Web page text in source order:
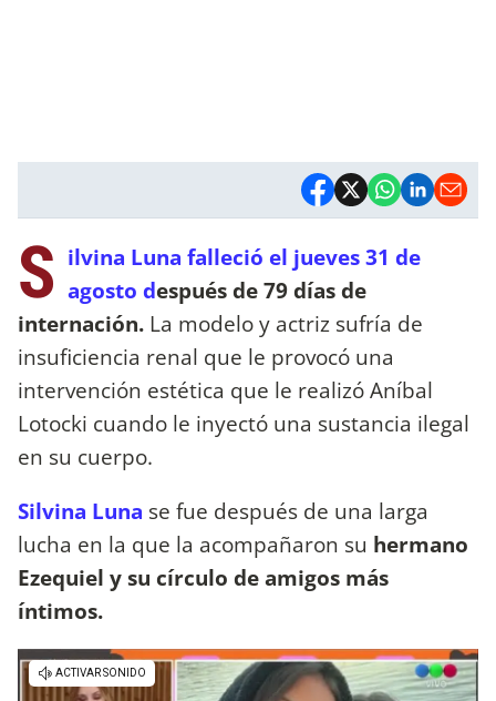
S ilvina Luna falleció el jueves 31 de
agosto después de 79 días de
internación. La modelo y actriz sufría de
insuficiencia renal que le provocó una
intervención estética que le realizó Aníbal
Lotocki cuando le inyectó una sustancia ilegal
en su cuerpo.
Silvina Luna se fue después de una larga
lucha en la que la acompañaron su hermano
Ezequiel y su círculo de amigos más
íntimos.